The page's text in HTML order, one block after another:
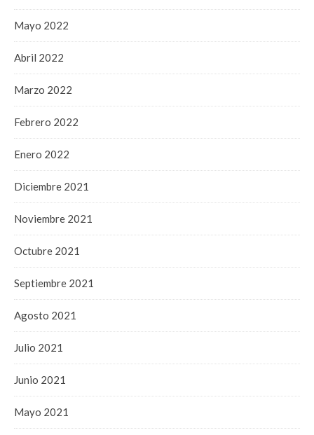
Mayo 2022
Abril 2022
Marzo 2022
Febrero 2022
Enero 2022
Diciembre 2021
Noviembre 2021
Octubre 2021
Septiembre 2021
Agosto 2021
Julio 2021
Junio 2021
Mayo 2021